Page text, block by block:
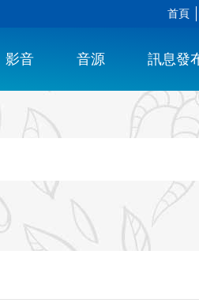
首頁
影音 音源 訊息發